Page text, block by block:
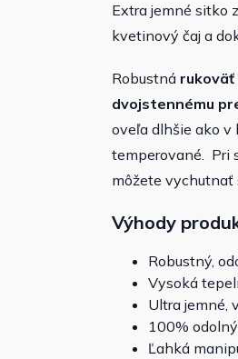
Extra jemné sitko
kvetinový čaj a
Robustná rukoväť
dvojstennému
oveľa dlhšie ako v
temperované. Pri
môžete vychutnať
Výhody
Robustný,
Vysoká
Ultra jemné,
100%
Ľahká